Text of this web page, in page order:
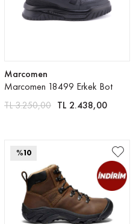
Marcomen
Marcomen 18499 Erkek Bot
TL 2.438,00
TL 3.250,00
%10